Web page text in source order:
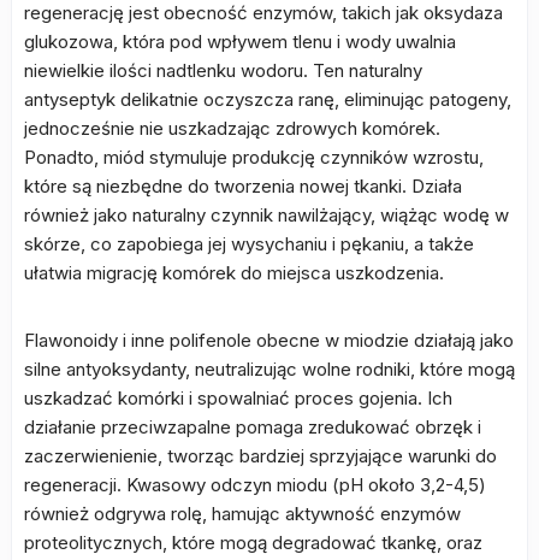
regenerację jest obecność enzymów, takich jak oksydaza
glukozowa, która pod wpływem tlenu i wody uwalnia
niewielkie ilości nadtlenku wodoru. Ten naturalny
antyseptyk delikatnie oczyszcza ranę, eliminując patogeny,
jednocześnie nie uszkadzając zdrowych komórek.
Ponadto, miód stymuluje produkcję czynników wzrostu,
które są niezbędne do tworzenia nowej tkanki. Działa
również jako naturalny czynnik nawilżający, wiążąc wodę w
skórze, co zapobiega jej wysychaniu i pękaniu, a także
ułatwia migrację komórek do miejsca uszkodzenia.
Flawonoidy i inne polifenole obecne w miodzie działają jako
silne antyoksydanty, neutralizując wolne rodniki, które mogą
uszkadzać komórki i spowalniać proces gojenia. Ich
działanie przeciwzapalne pomaga zredukować obrzęk i
zaczerwienienie, tworząc bardziej sprzyjające warunki do
regeneracji. Kwasowy odczyn miodu (pH około 3,2-4,5)
również odgrywa rolę, hamując aktywność enzymów
proteolitycznych, które mogą degradować tkankę, oraz